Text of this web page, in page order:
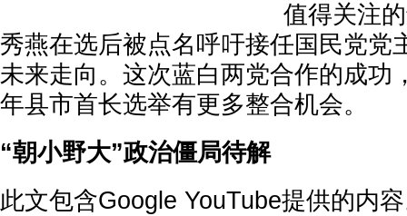
值得关注
秀燕在选后被点名呼吁接任国民党党
未来走向。这次蓝白两党合作的成功
年县市首长选举有更多整合机会。
“朝小野大”政治僵局待解
此文包含Google YouTube提供的内